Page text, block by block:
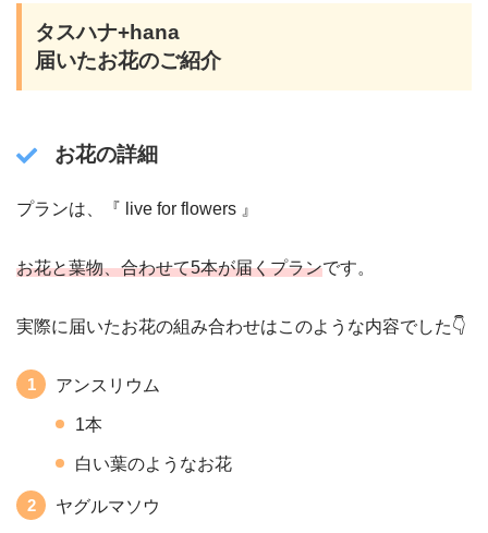
タスハナ+hana
届いたお花のご紹介
お花の詳細
プランは、『 live for flowers 』
お花と葉物、合わせて5本が届くプランです。
実際に届いたお花の組み合わせはこのような内容でした👇
アンスリウム
1本
白い葉のようなお花
ヤグルマソウ